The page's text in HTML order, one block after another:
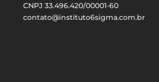
CNPJ 33.496.420/00001-60
contato@instituto6sigma.com.br